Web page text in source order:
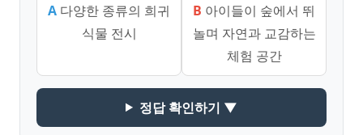
A 다양한 종류의 희귀
식물 전시
B 아이들이 숲에서 뛰
놀며 자연과 교감하는
체험 공간
정답 확인하기 ▼